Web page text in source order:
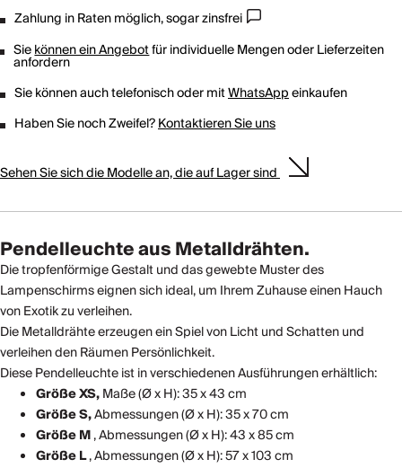
Zahlung in Raten möglich, sogar zinsfrei
Siekönnen ein Angebotfür individuelle Mengen oder Lieferzeiten
anfordern
Sie können auch telefonisch oder mitWhatsAppeinkaufen
Haben Sie noch Zweifel?Kontaktieren Sie uns
Sehen Sie sich die Modelle an, die auf Lager sind
Pendelleuchte aus Metalldrähten.
Die tropfenförmige Gestalt und das gewebte Muster des
Lampenschirms eignen sich ideal, um Ihrem Zuhause einen Hauch
von Exotik zu verleihen.
Die Metalldrähte erzeugen ein Spiel von Licht und Schatten und
verleihen den Räumen Persönlichkeit.
Diese Pendelleuchte ist in verschiedenen Ausführungen erhältlich:
Größe XS,Maße (Ø x H): 35 x 43 cm
Größe S,Abmessungen (Ø x H): 35 x 70 cm
Größe M, Abmessungen (Ø x H): 43 x 85 cm
Größe L, Abmessungen (Ø x H): 57 x 103 cm